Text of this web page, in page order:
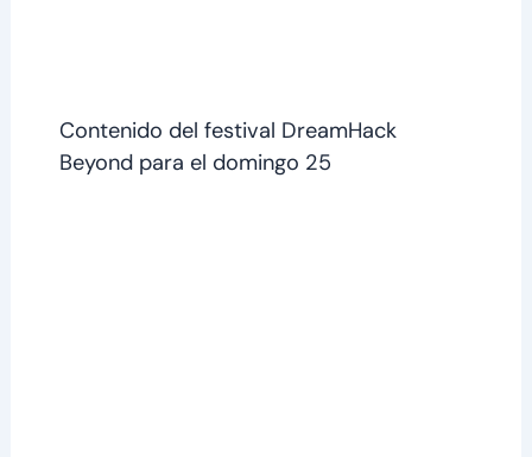
Contenido del festival DreamHack
Beyond para el domingo 25